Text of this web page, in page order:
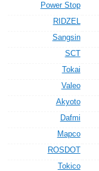
Power Stop
RIDZEL
Sangsin
SCT
Tokai
Valeo
Akyoto
Dafmi
Mapco
ROSDOT
Tokico